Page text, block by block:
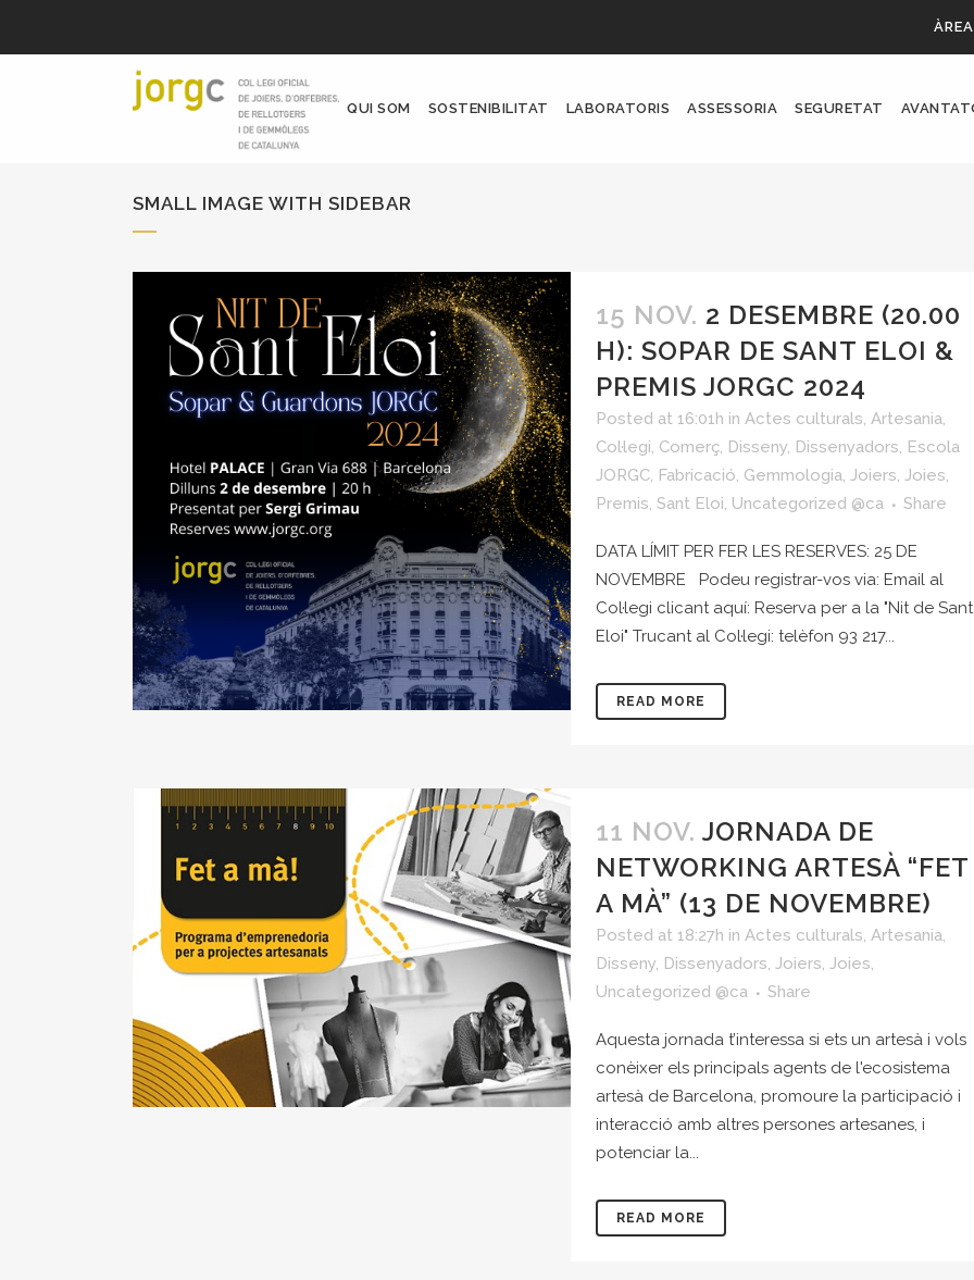
QUI SOM SOSTENIBILITAT LABORATORIS ASSESSORIA SEGURETAT
SMALL IMAGE WITH SIDEBAR
15 NOV. 2 DESEMBRE (20.00
H): SOPAR DE SANT ELOI &
PREMIS JORGC 2024
Posted at 16:01h in Actes culturals, Artesania,
Col·legi, Comerç, Disseny, Dissenyadors, Escola
JORGC, Fabricació, Gemmologia, Joiers, Joies,
Premis, Sant Eloi, Uncategorized @ca Share
DATA LÍMIT PER FER LES RESERVES: 25 DE
NOVEMBRE Podeu registrar-vos via: Email al
Col·legi clicant aquí: Reserva per a la "Nit de Sant
Eloi" Trucant al Col·legi: telèfon 93 217...
READ MORE
11 NOV. JORNADA DE
NETWORKING ARTESÀ “FET
A MÀ” (13 DE NOVEMBRE)
Posted at 18:27h in Actes culturals, Artesania,
Disseny, Dissenyadors, Joiers, Joies,
Uncategorized @ca
Share
Aquesta jornada t’interessa si ets un artesà i vols
conèixer els principals agents de l'ecosistema
artesà de Barcelona, promoure la participació i
interacció amb altres persones artesanes, i
potenciar la...
READ MORE